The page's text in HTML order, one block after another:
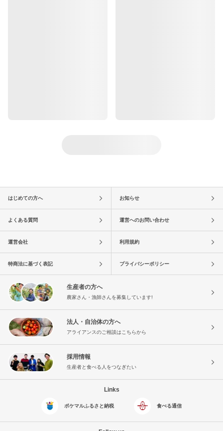
はじめての方へ お知らせ
よくある質問 運営へのお問い合わせ
運営会社 利用規約
特商法に基づく表記 プライバシーポリシー
生産者の方へ
農家さん・漁師さんを募集しています!
法人・自治体の方へ
アライアンスのご相談はこちらから
採用情報
生産者と食べる人をつなぎたい
Links
ポケマルふるさと納税 食べる通信